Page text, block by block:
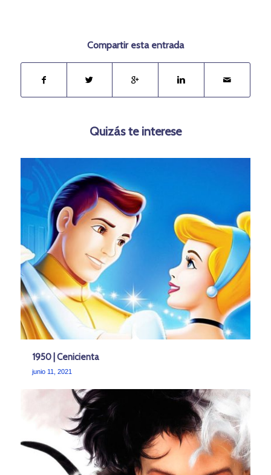
Compartir esta entrada
Quizás te interese
1950 | Cenicienta
junio 11, 2021